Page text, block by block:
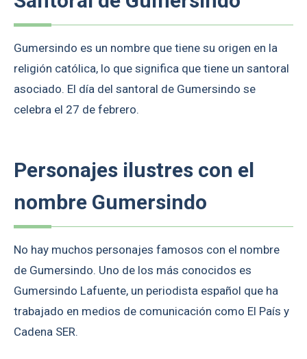
Gumersindo es un nombre que tiene su origen en la
religión católica, lo que significa que tiene un santoral
asociado. El día del santoral de Gumersindo se
celebra el 27 de febrero.
Personajes ilustres con el
nombre Gumersindo
No hay muchos personajes famosos con el nombre
de Gumersindo. Uno de los más conocidos es
Gumersindo Lafuente, un periodista español que ha
trabajado en medios de comunicación como El País y
Cadena SER.